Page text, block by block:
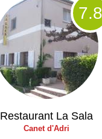
Restaurant La Sala
Canet d'Adri
7.8